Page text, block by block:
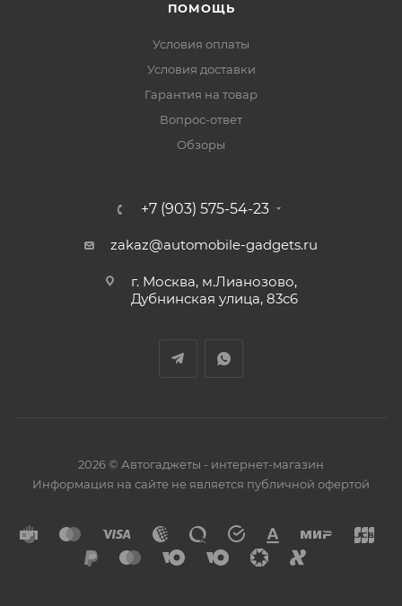
ПОМОЩЬ
Условия оплаты
Условия доставки
Гарантия на товар
Вопрос-ответ
Обзоры
+7 (903) 575-54-23
zakaz@automobile-gadgets.ru
г. Москва, м.Лианозово,
Дубнинская улица, 83с6
2026 © Автогаджеты - интернет-магазин
Информация на сайте не является публичной офертой